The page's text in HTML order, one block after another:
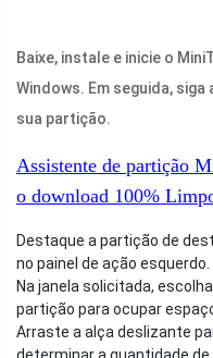
Baixe, instale e inicie o
Windows. Em seguida,
sua partição.
Assistente de partição
o download 100%
Destaque a partição de
no painel de ação esquerdo.
Na janela solicitada,
partição para ocupar
Arraste a alça deslizante